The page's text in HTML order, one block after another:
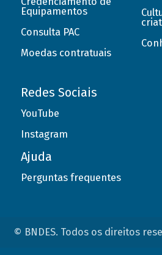
Equipamentos
Consulta PAC
Moedas contratuais
Redes Sociais
YouTube
Instagram
Ajuda
Perguntas frequentes
© BNDES. Todos os direitos